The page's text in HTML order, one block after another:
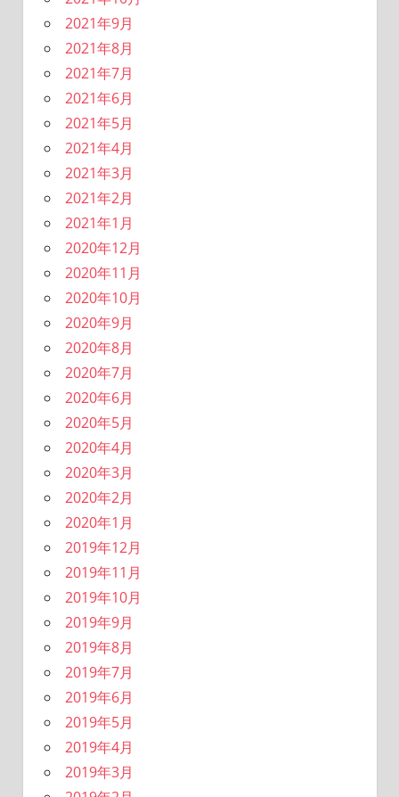
2021年9月
2021年8月
2021年7月
2021年6月
2021年5月
2021年4月
2021年3月
2021年2月
2021年1月
2020年12月
2020年11月
2020年10月
2020年9月
2020年8月
2020年7月
2020年6月
2020年5月
2020年4月
2020年3月
2020年2月
2020年1月
2019年12月
2019年11月
2019年10月
2019年9月
2019年8月
2019年7月
2019年6月
2019年5月
2019年4月
2019年3月